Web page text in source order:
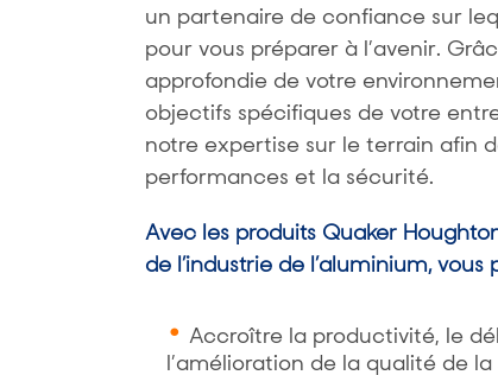
un partenaire de confiance sur
pour vous préparer à l’avenir.
approfondie de votre
objectifs spécifiques de votre
notre expertise sur le terrain afin
performances et la sécurité.
Avec les produits Quaker
de l’industrie de l’aluminium, vous
Accroître la productivité, le
l’amélioration de la qualité de